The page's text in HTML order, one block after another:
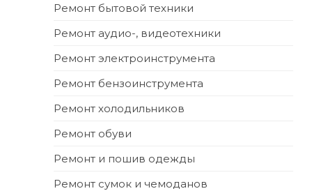
Ремонт бытовой техники
Ремонт аудио-, видеотехники
Ремонт электроинструмента
Ремонт бензоинструмента
Ремонт холодильников
Ремонт обуви
Ремонт и пошив одежды
Ремонт сумок и чемоданов